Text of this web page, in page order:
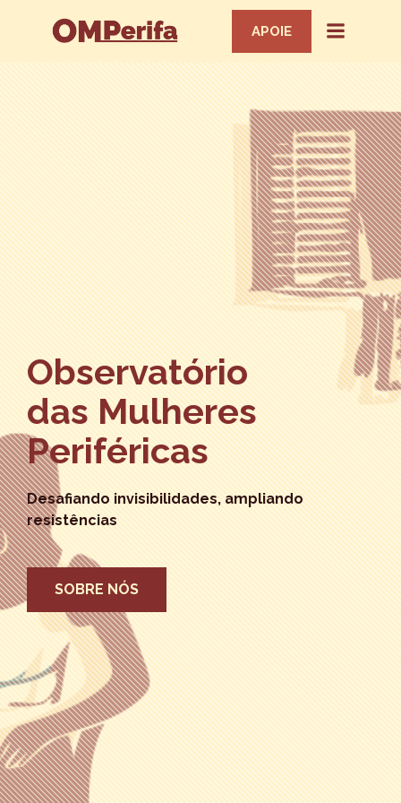
APOIE
Observatório
das Mulheres
Periféricas
Desafiando invisibilidades, ampliando
resistências
SOBRE NÓS